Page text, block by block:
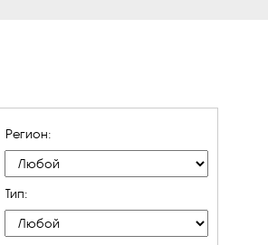
Регион:
Тип: